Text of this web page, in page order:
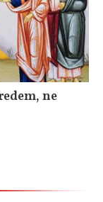
ne